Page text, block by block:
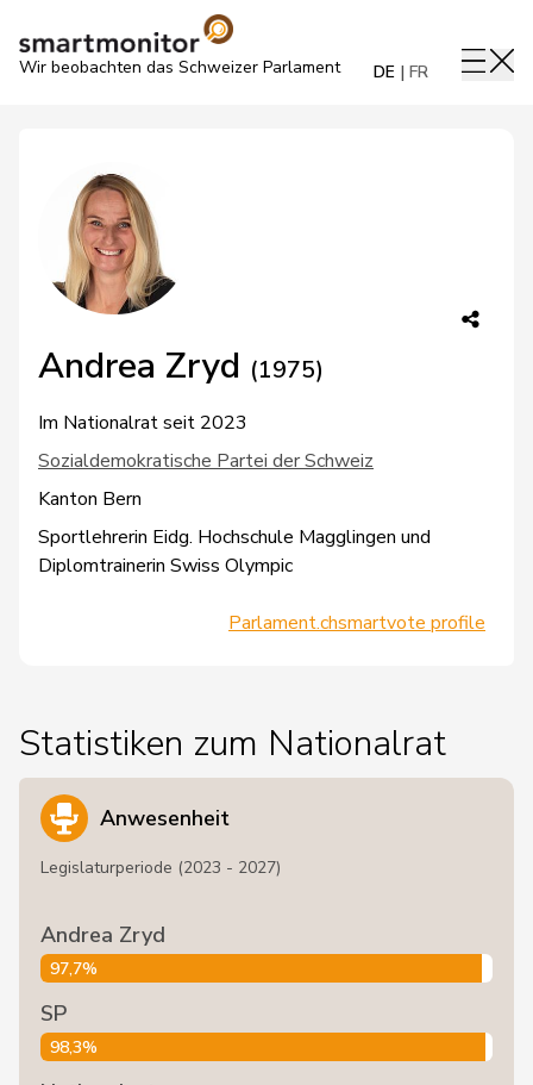
Wir beobachten das Schweizer Parlament DE FR
Andrea Zryd (1975)
Im Nationalrat seit 2023
Sozialdemokratische Partei der Schweiz
Kanton Bern
Sportlehrerin Eidg. Hochschule Magglingen und
Diplomtrainerin Swiss Olympic
Parlament.chsmartvote profile
Statistiken zum Nationalrat
Anwesenheit
Legislaturperiode (2023 - 2027)
Andrea Zryd
97,7%
SP
98,3%